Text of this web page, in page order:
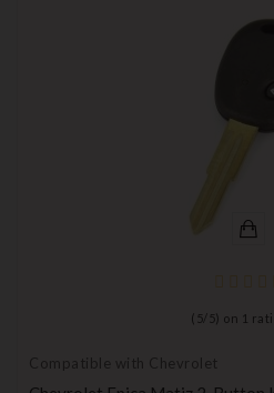
( 5/ 5) on 1
Compatible with Chevrolet